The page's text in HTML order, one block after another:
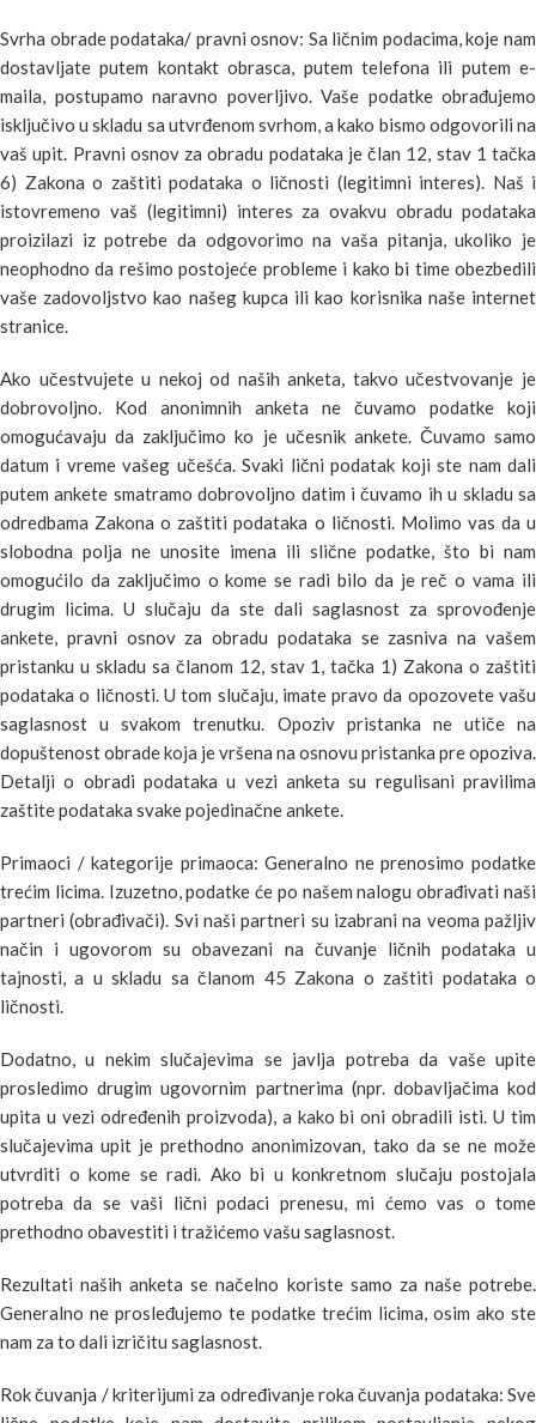
Svrha obrade podataka/ pravni osnov: Sa ličnim podacima, koje nam
dostavljate putem kontakt obrasca, putem telefona ili putem e-
maila, postupamo naravno poverljivo. Vaše podatke obrađujemo
isključivo u skladu sa utvrđenom svrhom, a kako bismo odgovorili na
vaš upit. Pravni osnov za obradu podataka je član 12, stav 1 tačka
6) Zakona o zaštiti podataka o ličnosti (legitimni interes). Naš i
istovremeno vaš (legitimni) interes za ovakvu obradu podataka
proizilazi iz potrebe da odgovorimo na vaša pitanja, ukoliko je
neophodno da rešimo postojeće probleme i kako bi time obezbedili
vaše zadovoljstvo kao našeg kupca ili kao korisnika naše internet
stranice.
Ako učestvujete u nekoj od naših anketa, takvo učestvovanje je
dobrovoljno. Kod anonimnih anketa ne čuvamo podatke koji
omogućavaju da zaključimo ko je učesnik ankete. Čuvamo samo
datum i vreme vašeg učešća. Svaki lični podatak koji ste nam dali
putem ankete smatramo dobrovoljno datim i čuvamo ih u skladu sa
odredbama Zakona o zaštiti podataka o ličnosti. Molimo vas da u
slobodna polja ne unosite imena ili slične podatke, što bi nam
omogućilo da zaključimo o kome se radi bilo da je reč o vama ili
drugim licima. U slučaju da ste dali saglasnost za sprovođenje
ankete, pravni osnov za obradu podataka se zasniva na vašem
pristanku u skladu sa članom 12, stav 1, tačka 1) Zakona o zaštiti
podataka o ličnosti. U tom slučaju, imate pravo da opozovete vašu
saglasnost u svakom trenutku. Opoziv pristanka ne utiče na
dopuštenost obrade koja je vršena na osnovu pristanka pre opoziva.
Detalji o obradi podataka u vezi anketa su regulisani pravilima
zaštite podataka svake pojedinačne ankete.
Primaoci / kategorije primaoca: Generalno ne prenosimo podatke
trećim licima. Izuzetno, podatke će po našem nalogu obrađivati naši
partneri (obrađivači). Svi naši partneri su izabrani na veoma pažljiv
način i ugovorom su obavezani na čuvanje ličnih podataka u
tajnosti, a u skladu sa članom 45 Zakona o zaštiti podataka o
ličnosti.
Dodatno, u nekim slučajevima se javlja potreba da vaše upite
prosledimo drugim ugovornim partnerima (npr. dobavljačima kod
upita u vezi određenih proizvoda), a kako bi oni obradili isti. U tim
slučajevima upit je prethodno anonimizovan, tako da se ne može
utvrditi o kome se radi. Ako bi u konkretnom slučaju postojala
potreba da se vaši lični podaci prenesu, mi ćemo vas o tome
prethodno obavestiti i tražićemo vašu saglasnost.
Rezultati naših anketa se načelno koriste samo za naše potrebe.
Generalno ne prosleđujemo te podatke trećim licima, osim ako ste
nam za to dali izričitu saglasnost.
Rok čuvanja / kriterijumi za određivanje roka čuvanja podataka: Sve